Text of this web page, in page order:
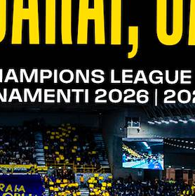
dei volontari
aver bussato per oltre
grati a Verona Volley e ai
numerosi al “Volley
al costo di 10 euro,
nome, cognome,